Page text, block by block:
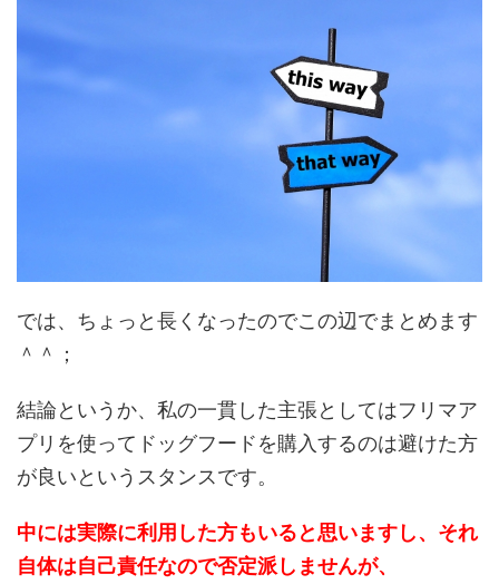
では、ちょっと長くなったのでこの辺でまとめます
＾＾；
結論というか、私の一貫した主張としてはフリマア
プリを使ってドッグフードを購入するのは避けた方
が良いというスタンスです。
中には実際に利用した方もいると思いますし、それ
自体は自己責任なので否定派しませんが、